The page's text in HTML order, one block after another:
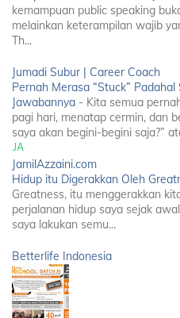
kemampuan public speaking
melainkan keterampilan wajib
Th...
Jumadi Subur | Career Coach
Pernah Merasa “Stuck”
Jawabannya - Kita semua
pagi hari, menatap cermin, dan
saya akan begini-begini saja?”
JamilAzzaini.com
Hidup itu Digerakkan Oleh
Greatness, itu menggerakkan
perjalanan hidup saya sejak
saya lakukan semu...
Betterlife Indonesia